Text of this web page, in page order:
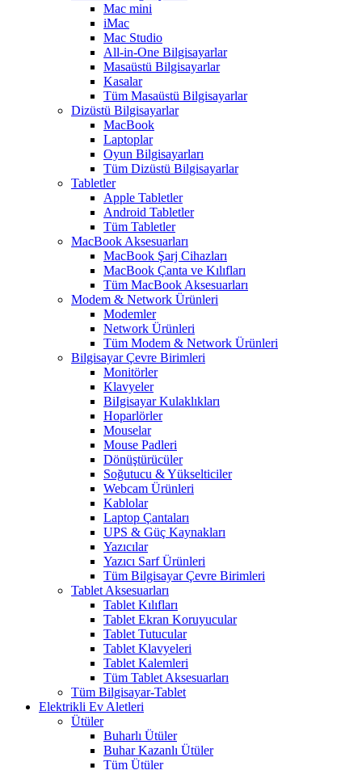
Mac mini
iMac
Mac Studio
All-in-One Bilgisayarlar
Masaüstü Bilgisayarlar
Kasalar
Tüm Masaüstü Bilgisayarlar
Dizüstü Bilgisayarlar
MacBook
Laptoplar
Oyun Bilgisayarları
Tüm Dizüstü Bilgisayarlar
Tabletler
Apple Tabletler
Android Tabletler
Tüm Tabletler
MacBook Aksesuarları
MacBook Şarj Cihazları
MacBook Çanta ve Kılıfları
Tüm MacBook Aksesuarları
Modem & Network Ürünleri
Modemler
Network Ürünleri
Tüm Modem & Network Ürünleri
Bilgisayar Çevre Birimleri
Monitörler
Klavyeler
BiIgisayar Kulaklıkları
Hoparlörler
Mouselar
Mouse Padleri
Dönüştürücüler
Soğutucu & Yükselticiler
Webcam Ürünleri
Kablolar
Laptop Çantaları
UPS & Güç Kaynakları
Yazıcılar
Yazıcı Sarf Ürünleri
Tüm Bilgisayar Çevre Birimleri
Tablet Aksesuarları
Tablet Kılıfları
Tablet Ekran Koruyucular
Tablet Tutucular
Tablet Klavyeleri
Tablet Kalemleri
Tüm Tablet Aksesuarları
Tüm Bilgisayar-Tablet
Elektrikli Ev Aletleri
Ütüler
Buharlı Ütüler
Buhar Kazanlı Ütüler
Tüm Ütüler